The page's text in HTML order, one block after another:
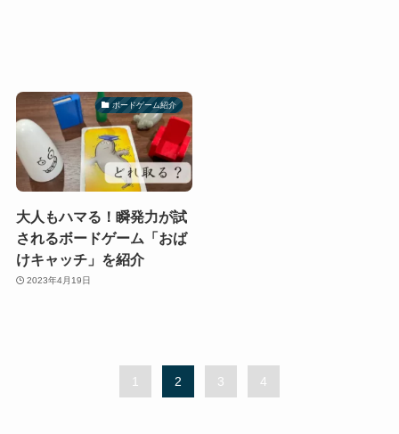
ボードゲーム紹介
大人もハマる！瞬発力が試
されるボードゲーム「おば
けキャッチ」を紹介
2023年4月19日
1 2 3 4